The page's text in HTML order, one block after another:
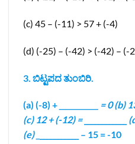
(c) 45 – (-11) > 57 + (-4)
(d) (-25) – (-42) > (-42) – (-
3. ಬಿಟ್ಟಪದ ತುಂಬಿರಿ.
(a) (-8) +
___________ = 0 (b)
(c) 12 + (-12) =
(e) _
___________ – 15 = -10